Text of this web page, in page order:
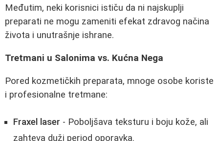
Međutim, neki korisnici ističu da ni najskuplji
preparati ne mogu zameniti efekat zdravog načina
života i unutrašnje ishrane.
Tretmani u Salonima vs. Kućna Nega
Pored kozmetičkih preparata, mnoge osobe koriste
i profesionalne tretmane:
Fraxel laser - Poboljšava teksturu i boju kože, ali
zahteva duži period oporavka.